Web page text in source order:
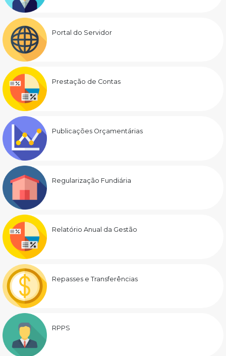
Portal do Servidor
Prestação de Contas
Publicações Orçamentárias
Regularização Fundiária
Relatório Anual da Gestão
Repasses e Transferências
RPPS